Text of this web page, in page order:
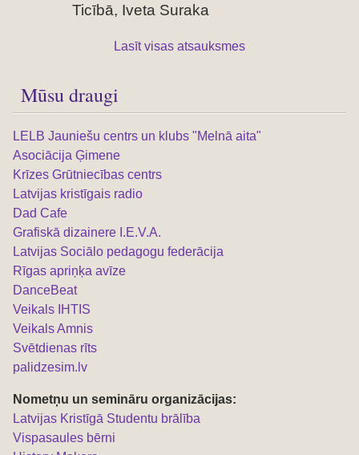
Ticībā, Iveta Suraka
Lasīt visas atsauksmes
Mūsu draugi
LELB Jauniešu centrs un klubs "Melnā aita"
Asociācija Ģimene
Krīzes Grūtniecības centrs
Latvijas kristīgais radio
Dad Cafe
Grafiskā dizainere I.E.V.A.
Latvijas Sociālo pedagogu federācija
Rīgas apriņķa avīze
DanceBeat
Veikals IHTIS
Veikals Amnis
Svētdienas rīts
palidzesim.lv
Nometņu un semināru organizācijas:
Latvijas Kristīgā Studentu brālība
Vispasaules bērni